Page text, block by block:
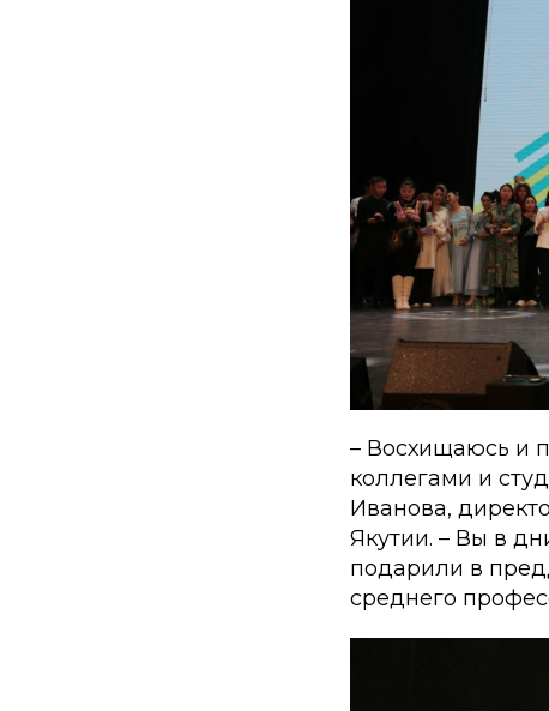
– Восхищаюсь и
коллегами и
Иванова,
Якутии. – Вы в
подарили в
среднего